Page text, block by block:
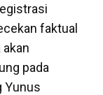
faktual
pada
Yunus